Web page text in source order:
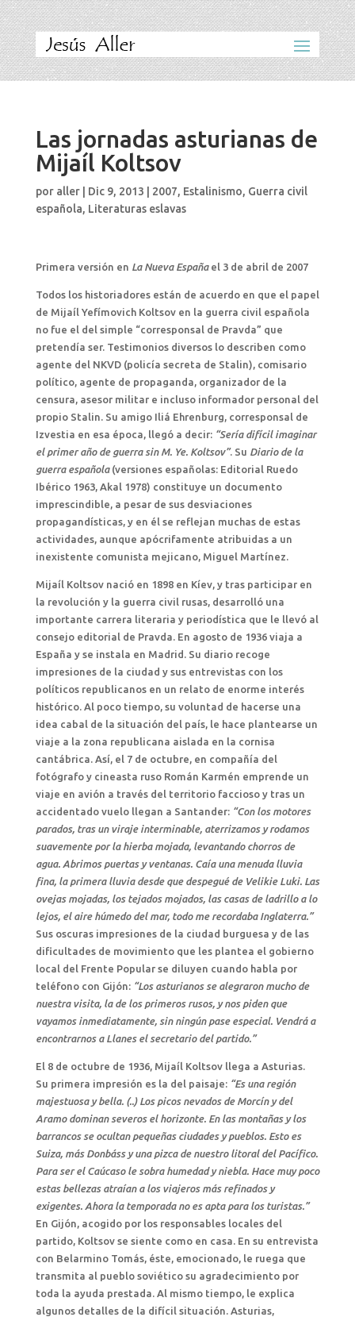
Las jornadas asturianas de
Mijaíl Koltsov
por aller| Dic 9, 2013 2007, Estalinismo, Guerra civil
española, Literaturas eslavas
Primera versión en La Nueva Españael 3 de abril de 2007
Todos los historiadores están de acuerdo en que el papel
de Mijaíl Yefímovich Koltsov en la guerra civil española
no fue el del simple “corresponsal de Pravda” que
pretendía ser. Testimonios diversos lo describen como
agente del NKVD (policía secreta de Stalin), comisario
político, agente de propaganda, organizador de la
censura, asesor militar e incluso informador personal del
propio Stalin. Su amigo Iliá Ehrenburg, corresponsal de
Izvestia en esa época, llegó a decir: “Sería difícil imaginar
el primer año de guerra sin M. Ye. Koltsov”. Su Diario de la
guerra española(versiones españolas: Editorial Ruedo
Ibérico 1963, Akal 1978) constituye un documento
imprescindible, a pesar de sus desviaciones
propagandísticas, y en él se reflejan muchas de estas
actividades, aunque apócrifamente atribuidas a un
inexistente comunista mejicano, Miguel Martínez.
Mijaíl Koltsov nació en 1898 en Kíev, y tras participar en
la revolución y la guerra civil rusas, desarrolló una
importante carrera literaria y periodística que le llevó al
consejo editorial de Pravda. En agosto de 1936 viaja a
España y se instala en Madrid. Su diario recoge
impresiones de la ciudad y sus entrevistas con los
políticos republicanos en un relato de enorme interés
histórico. Al poco tiempo, su voluntad de hacerse una
idea cabal de la situación del país, le hace plantearse un
viaje a la zona republicana aislada en la cornisa
cantábrica. Así, el 7 de octubre, en compañía del
fotógrafo y cineasta ruso Román Karmén emprende un
viaje en avión a través del territorio faccioso y tras un
accidentado vuelo llegan a Santander:“Con los motores
parados, tras un viraje interminable, aterrizamos y rodamos
suavemente por la hierba mojada, levantando chorros de
agua. Abrimos puertas y ventanas. Caía una menuda lluvia
fina, la primera lluvia desde que despegué de Velikie Luki. Las
ovejas mojadas, los tejados mojados, las casas de ladrillo a lo
lejos, el aire húmedo del mar, todo me recordaba Inglaterra.”
Sus oscuras impresiones de la ciudad burguesa y de las
dificultades de movimiento que les plantea el gobierno
local del Frente Popular se diluyen cuando habla por
teléfono con Gijón:“Los asturianos se alegraron mucho de
nuestra visita, la de los primeros rusos, y nos piden que
vayamos inmediatamente, sin ningún pase especial. Vendrá a
encontrarnos a Llanes el secretario del partido.”
El 8 de octubre de 1936, Mijaíl Koltsov llega a Asturias.
Su primera impresión es la del paisaje: “Es una región
majestuosa y bella. (..) Los picos nevados de Morcín y del
Aramo dominan severos el horizonte. En las montañas y los
barrancos se ocultan pequeñas ciudades y pueblos. Esto es
Suiza, más Donbáss y una pizca de nuestro litoral del Pacífico.
Para ser el Caúcaso le sobra humedad y niebla. Hace muy poco
estas bellezas atraían a los viajeros más refinados y
exigentes. Ahora la temporada no es apta para los turistas.”
En Gijón, acogido por los responsables locales del
partido, Koltsov se siente como en casa. En su entrevista
con Belarmino Tomás, éste, emocionado, le ruega que
transmita al pueblo soviético su agradecimiento por
toda la ayuda prestada. Al mismo tiempo, le explica
algunos detalles de la difícil situación. Asturias,